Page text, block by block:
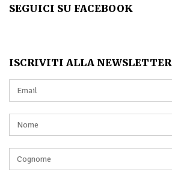
SEGUICI SU FACEBOOK
ISCRIVITI ALLA NEWSLETTER